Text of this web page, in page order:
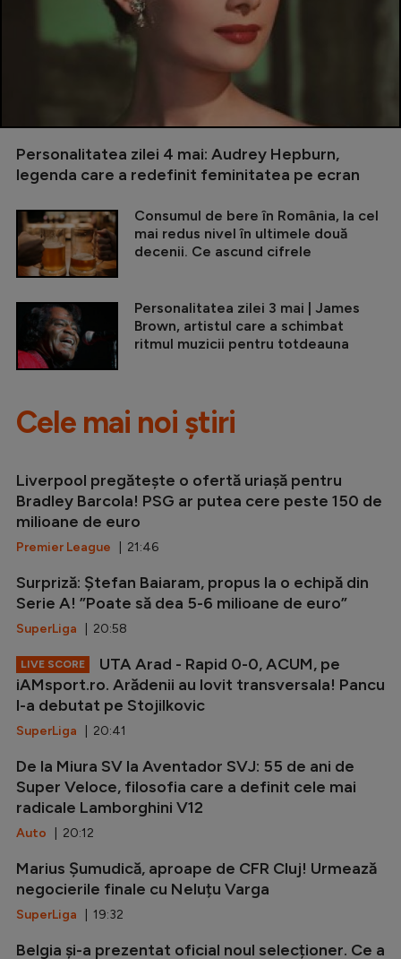
Personalitatea zilei 4 mai: Audrey Hepburn,
legenda care a redefinit feminitatea pe ecran
Consumul de bere în România, la cel
mai redus nivel în ultimele două
decenii. Ce ascund cifrele
Personalitatea zilei 3 mai | James
Brown, artistul care a schimbat
ritmul muzicii pentru totdeauna
Cele mai noi știri
Liverpool pregătește o ofertă uriașă pentru
Bradley Barcola! PSG ar putea cere peste 150 de
milioane de euro
Premier League | 21:46
Surpriză: Ștefan Baiaram, propus la o echipă din
Serie A! ”Poate să dea 5-6 milioane de euro”
SuperLiga | 20:58
LIVE SCORE
UTA Arad - Rapid 0-0, ACUM, pe
iAMsport.ro. Arădenii au lovit transversala! Pancu
l-a debutat pe Stojilkovic
SuperLiga | 20:41
De la Miura SV la Aventador SVJ: 55 de ani de
Super Veloce, filosofia care a definit cele mai
radicale Lamborghini V12
Auto | 20:12
Marius Șumudică, aproape de CFR Cluj! Urmează
negocierile finale cu Neluțu Varga
SuperLiga | 19:32
Belgia și-a prezentat oficial noul selecționer. Ce a